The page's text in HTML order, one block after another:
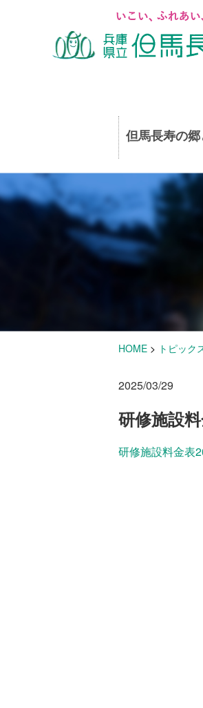
但馬長寿の
HOME > トピック
2025/03/29
研修施設
研修施設料金表